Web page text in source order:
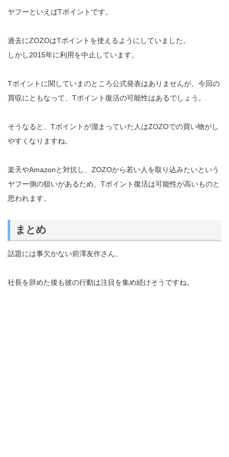
ヤフーといえばTポイントです。
過去にZOZOはTポイントを使えるようにしていました。
しかし2015年に利用を中止しています。
Tポイントに関していまのところ公式発表はありませんが、今回の
買収にともなって、Tポイント復活の可能性はあるでしょう。
そうなると、Tポイントが溜まっていた人はZOZOでの買い物がし
やすくなりますね。
楽天やAmazonと対抗し、ZOZOから若い人を取り込みたいという
ヤフー側の狙いがあるため、Tポイント復活は可能性が高いものと
思われます。
まとめ
話題には事欠かない前澤友作さん。
社長を辞めた後も彼の行動は注目を集め続けそうですね。